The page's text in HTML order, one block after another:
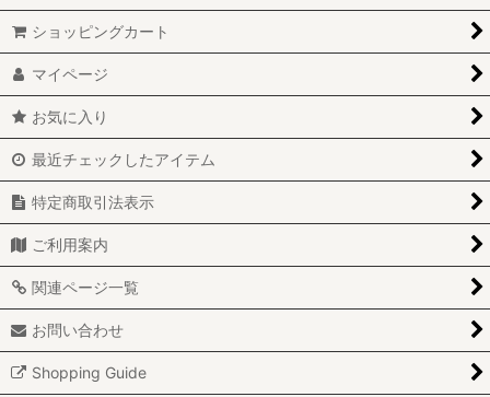
ショッピングカート
マイページ
お気に入り
最近チェックしたアイテム
特定商取引法表示
ご利用案内
関連ページ一覧
お問い合わせ
Shopping Guide